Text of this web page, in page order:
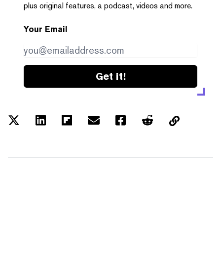
plus original features, a podcast, videos and more.
Your Email
Get it!